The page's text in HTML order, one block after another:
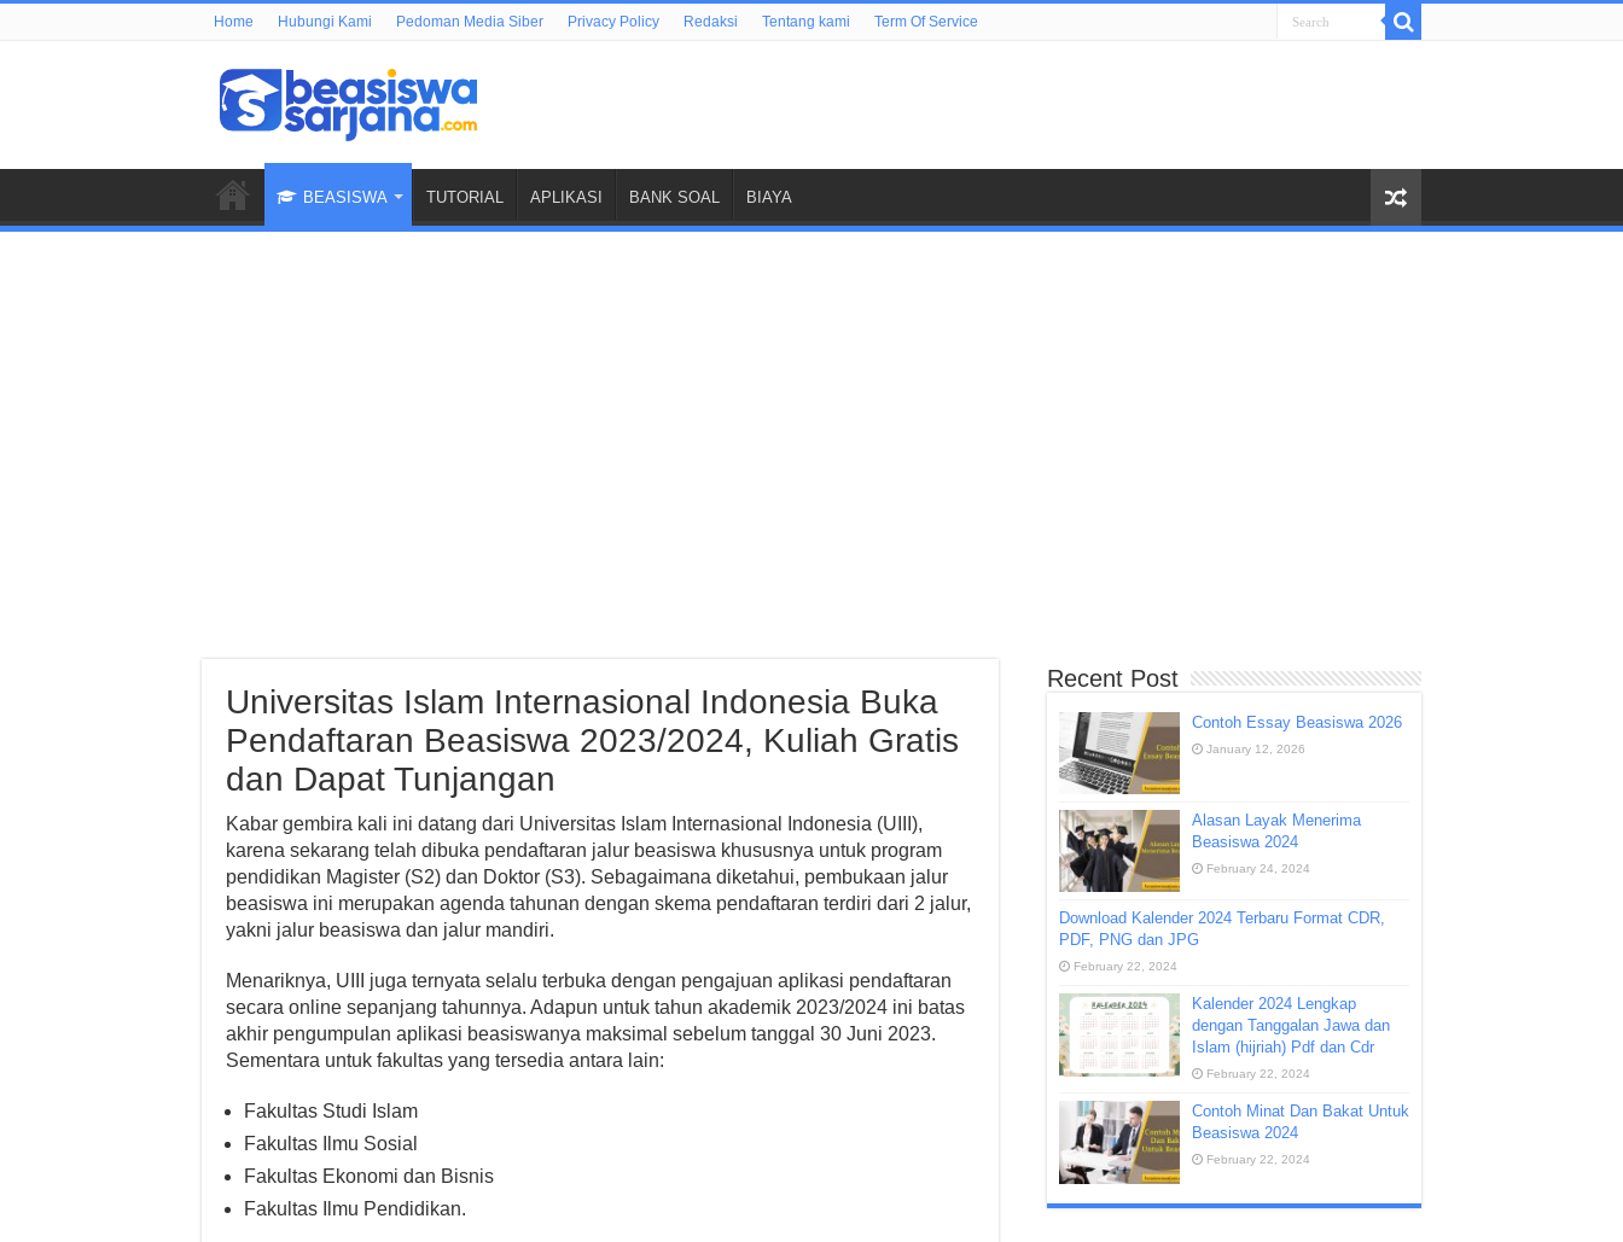
Home Hubungi Kami Pedoman Media Siber Privacy Policy Redaksi Tentang kami Term Of Service
BEASISWA TUTORIAL APLIKASI BANK SOAL BIAYA
Universitas Islam Internasional Indonesia Buka
Pendaftaran Beasiswa 2023/2024, Kuliah Gratis
dan Dapat Tunjangan
Kabar gembira kali ini datang dari Universitas Islam Internasional Indonesia (UIII),
karena sekarang telah dibuka pendaftaran jalur beasiswa khususnya untuk program
pendidikan Magister (S2) dan Doktor (S3). Sebagaimana diketahui, pembukaan jalur
beasiswa ini merupakan agenda tahunan dengan skema pendaftaran terdiri dari 2 jalur,
yakni jalur beasiswa dan jalur mandiri.
Menariknya, UIII juga ternyata selalu terbuka dengan pengajuan aplikasi pendaftaran
secara online sepanjang tahunnya. Adapun untuk tahun akademik 2023/2024 ini batas
akhir pengumpulan aplikasi beasiswanya maksimal sebelum tanggal 30 Juni 2023.
Sementara untuk fakultas yang tersedia antara lain:
Fakultas Studi Islam
Fakultas Ilmu Sosial
Fakultas Ekonomi dan Bisnis
Fakultas Ilmu Pendidikan.
Recent Post
Contoh Essay Beasiswa 2026
January 12, 2026
Alasan Layak Menerima
Beasiswa 2024
February 24, 2024
Download Kalender 2024 Terbaru Format CDR,
PDF, PNG dan JPG
February 22, 2024
Kalender 2024 Lengkap
dengan Tanggalan Jawa dan
Islam (hijriah) Pdf dan Cdr
February 22, 2024
Contoh Minat Dan Bakat Untuk
Beasiswa 2024
February 22, 2024